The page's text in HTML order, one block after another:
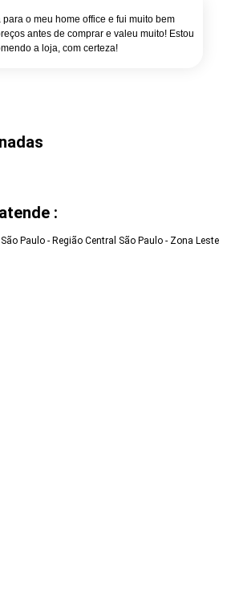
o meu home office e fui muito bem
antes de comprar e valeu muito! Estou
a loja, com certeza!
:
São Paulo - Região Central São Paulo - Zona Leste